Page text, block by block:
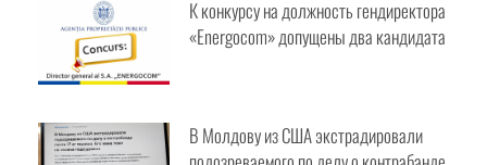
К конкурсу на должность
гендиректора «Energocom»
В Молдову из США экстрадировали